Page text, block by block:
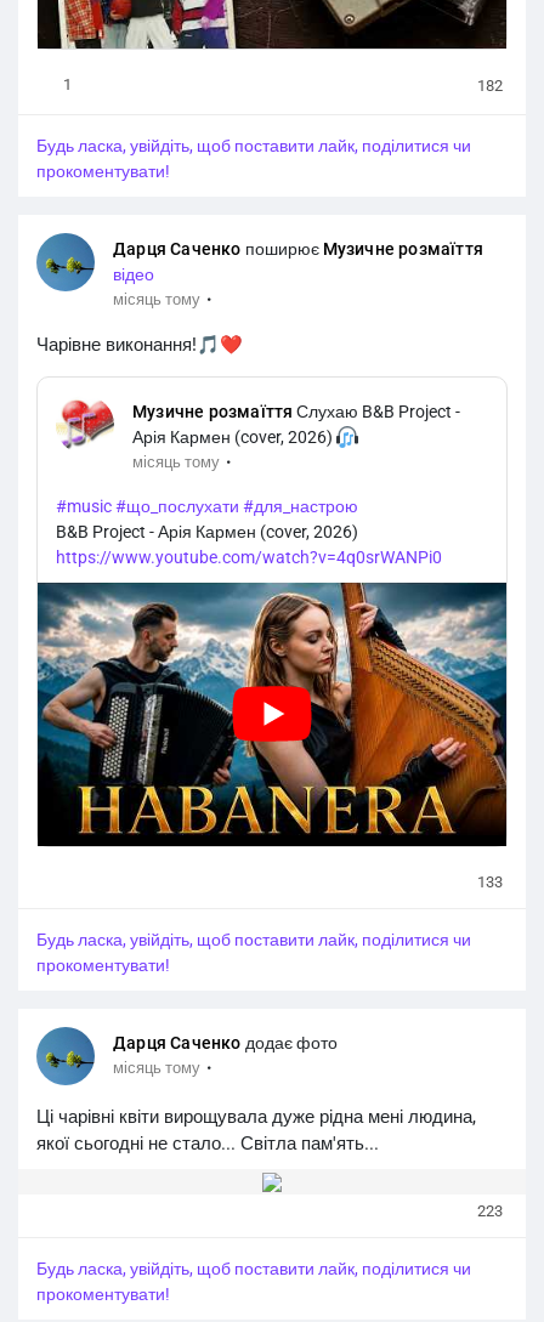
1 182
Будь ласка, увійдіть, щоб поставити лайк, поділитися чи
прокоментувати!
Дарця Саченко поширює Музичне розмаїття
відео
місяць тому ·
Чарівне виконання!🎵❤️
Музичне розмаїття Слухаю B&B Project -
Арія Кармен (cover, 2026)
місяць тому ·
#music#що_послухати #для_настрою
B&B Project - Арія Кармен (cover, 2026)
https://www.youtube.com/watch?v=4q0srWANPi0
133
Будь ласка, увійдіть, щоб поставити лайк, поділитися чи
прокоментувати!
Дарця Саченко додає фото
місяць тому ·
Ці чарівні квіти вирощувала дуже рідна мені людина,
якої сьогодні не стало... Світла пам'ять...
223
Будь ласка, увійдіть, щоб поставити лайк, поділитися чи
прокоментувати!